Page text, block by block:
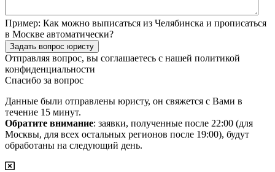
Пример: Как можно выписаться из Челябинска и прописаться
в Москве автоматически?
Задать вопрос юристу
Отправляя вопрос, вы соглашаетесь с нашей политикой
конфиденциальности
Спасибо за вопрос
Данные были отправлены юристу, он свяжется с Вами в
течение 15 минут.
Обратите внимание: заявки, полученные после 22:00 (для
Москвы, для всех остальных регионов после 19:00), будут
обработаны на следующий день.